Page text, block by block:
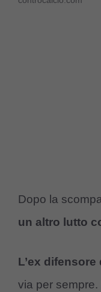
Dopo la
un altro lutto
L’ex difensore
via per